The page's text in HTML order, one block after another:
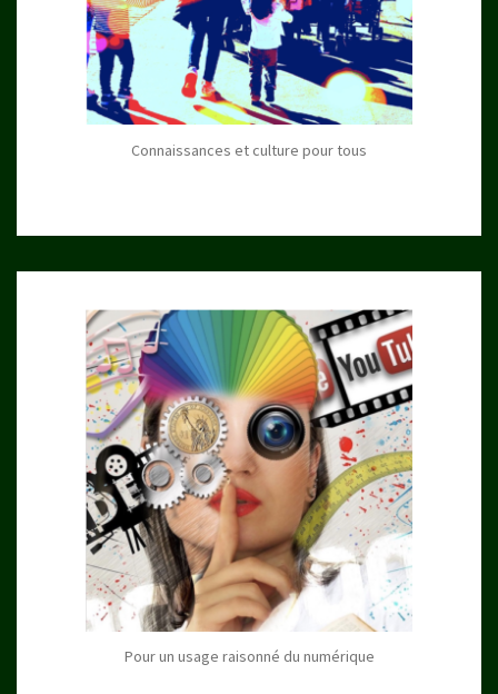
Connaissances et culture pour tous
Pour un usage raisonné du numérique